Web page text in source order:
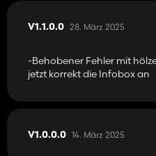
V1.1.0.0 28. März 2025
-Behobener Fehler mit
jetzt korrekt die Infobox an
V1.0.0.0 14. März 2025